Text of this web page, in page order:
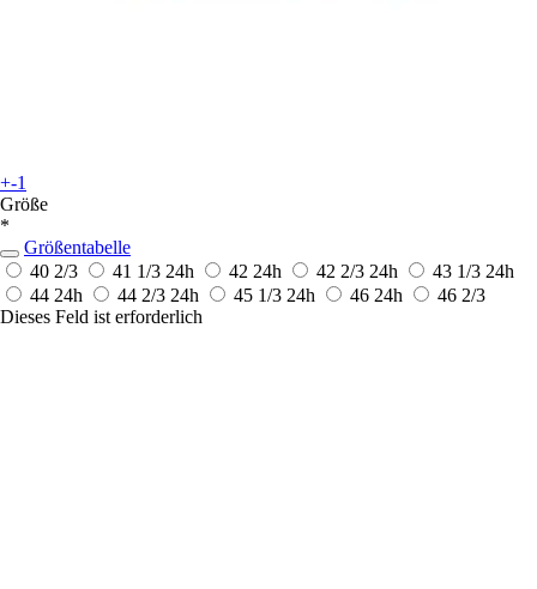
+-1
Größe
*
Größentabelle
40 2/3
41 1/3 24h 42 24h 42 2/3 24h 43 1/3 24h
44 24h 44 2/3 24h 45 1/3 24h 46 24h
46 2/3
Dieses Feld ist erforderlich